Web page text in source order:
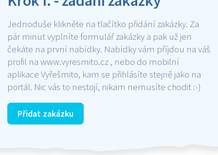
Jednoduše klikněte na tlačítko přidání zakázky. Za
pár minut vyplníte formulář zakázky a pak už jen
čekáte na první nabídky. Nabídky vám příjdou na váš
profil na www.vyresmito.cz , nebo do mobilní
aplikace Vyřešmito, kam se přihlásíte stejně jako na
portál. Nic vás to nestojí, nikam nemusíte chodit :-)
Přidat zakázku